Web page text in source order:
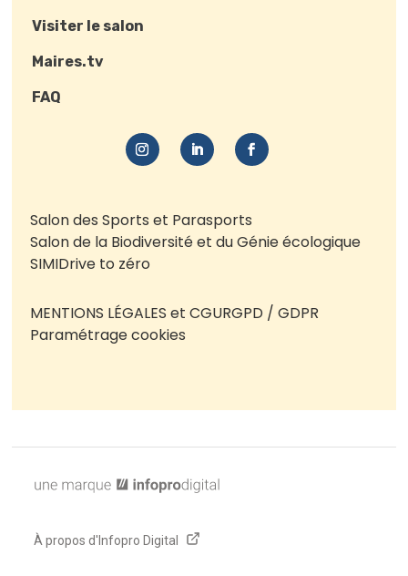
Visiter le salon
Maires.tv
FAQ
Salon des Sports et Parasports
Salon de la Biodiversité et du Génie écologique
SIMIDrive to zéro
MENTIONS LÉGALES et CGURGPD / GDPR
Paramétrage cookies